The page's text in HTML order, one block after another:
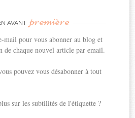
AVANT première
mail pour vous abonner au blog et
chaque nouvel article par email.
pouvez vous désabonner à tout
sur les subtilités de l'étiquette ?